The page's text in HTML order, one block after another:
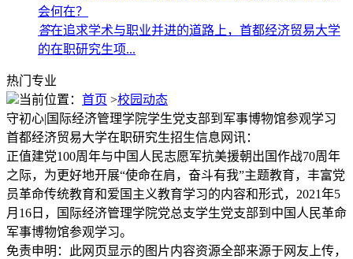
会何在？
答在追求学术与职业并进的道路上，首都经济贸易大学
的在职研究生项...
热门专业
当前位置： 首页 >校园动态
守初心|国际经济管理学院学生党支部到军事博物馆参观学习
首都经济贸易大学在职研究生招生信息网讯：
正值建党100周年与中国人民志愿军抗美援朝出国作战70周年
之际，为更好地开展“使命在肩，奋斗有我”主题教育，丰富党
员革命传统教育和爱国主义教育学习的内容和形式，2021年5
月16日，国际经济管理学院党总支学生党支部到中国人民革命
军事博物馆参观学习。
免责申明：此网页显示的图片内容资源全部来源于网友上传，